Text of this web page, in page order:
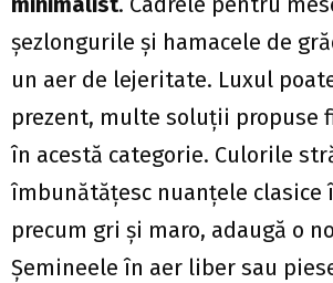
șezlongurile şi hamacele de
un aer de lejeritate. Luxul
prezent, multe soluţii propuse
în acestă categorie. Culorile
îmbunătățesc nuanțele clasice
precum gri și maro, adaugă o
Şemineele în aer liber sau